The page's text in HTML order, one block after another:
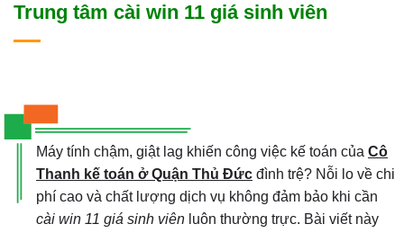
Trung tâm cài win 11 giá sinh viên
Máy tính chậm, giật lag khiến công việc kế toán của Cô
Thanh kế toán ở Quận Thủ Đức đình trệ? Nỗi lo về chi
phí cao và chất lượng dịch vụ không đảm bảo khi cần
cài win 11 giá sinh viên luôn thường trực. Bài viết này